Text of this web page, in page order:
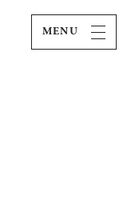
MENU